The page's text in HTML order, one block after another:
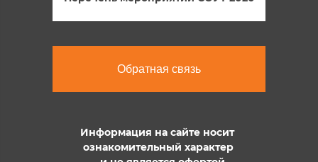
Обратная связь
Информация на сайте носит
ознакомительный характер